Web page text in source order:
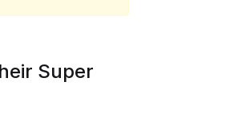
Super